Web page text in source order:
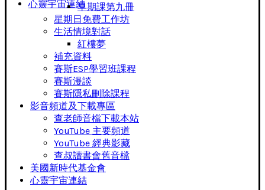
心靈宇宙連結早期課第九冊
星期日免費工作坊
生活情境對話
紅樓夢
補充資料
賽斯ESP學習班課程
賽斯漫談
賽斯隱私刪除課程
影音頻道及下載專區
查老師音檔下載本站
YouTube 主要頻道
YouTube 經典影藏
查叔讀書會舊音檔
美國新時代基金會
心靈宇宙連結